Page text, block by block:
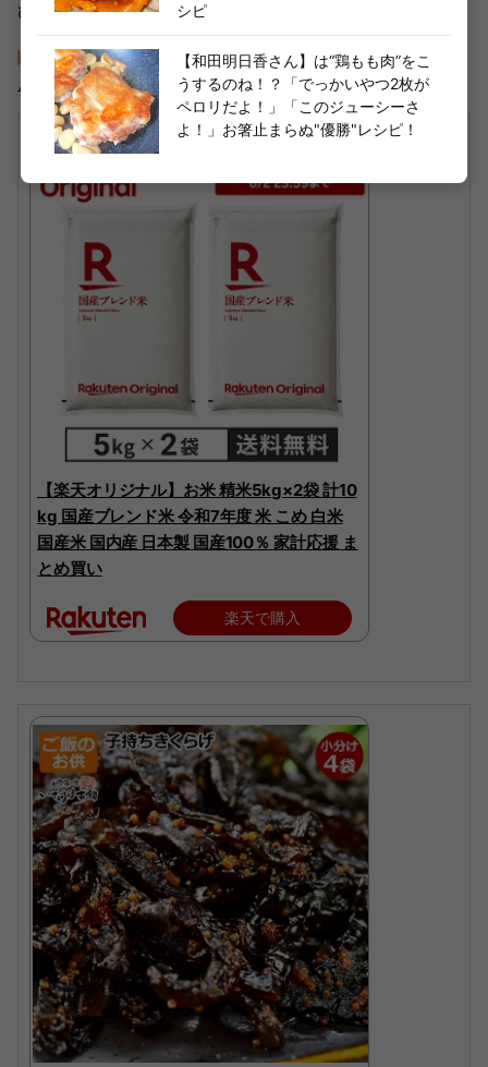
ひ試してみてくださいね。
Instagram（＠gucci_fuufu）｜ぐっち夫婦の今日なにたべ
よう？
【楽天オリジナル】お米 精米5kg×2袋 計10
kg 国産ブレンド米 令和7年度 米 こめ 白米
国産米 国内産 日本製 国産100％ 家計応援 ま
とめ買い
楽天で購入
シピ
【和田明日香さん】は“鶏もも肉”をこ
うするのね！？「でっかいやつ2枚が
ペロリだよ！」「このジューシーさ
よ！」お箸止まらぬ"優勝"レシピ！